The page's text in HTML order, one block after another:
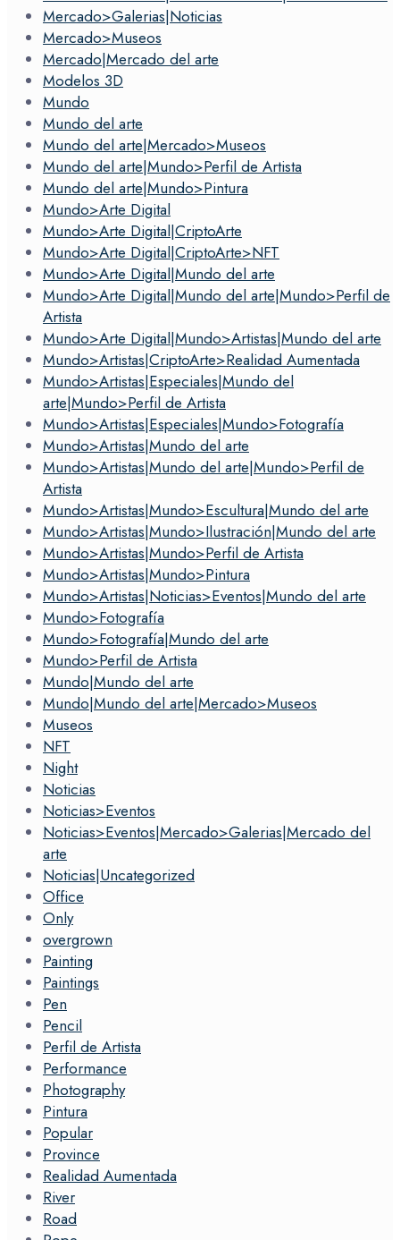
Mercado>Galerias|Noticias
Mercado>Museos
Mercado|Mercado del arte
Modelos 3D
Mundo
Mundo del arte
Mundo del arte|Mercado>Museos
Mundo del arte|Mundo>Perfil de Artista
Mundo del arte|Mundo>Pintura
Mundo>Arte Digital
Mundo>Arte Digital|CriptoArte
Mundo>Arte Digital|CriptoArte>NFT
Mundo>Arte Digital|Mundo del arte
Mundo>Arte Digital|Mundo del arte|Mundo>Perfil de
Artista
Mundo>Arte Digital|Mundo>Artistas|Mundo del arte
Mundo>Artistas|CriptoArte>Realidad Aumentada
Mundo>Artistas|Especiales|Mundo del
arte|Mundo>Perfil de Artista
Mundo>Artistas|Especiales|Mundo>Fotografía
Mundo>Artistas|Mundo del arte
Mundo>Artistas|Mundo del arte|Mundo>Perfil de
Artista
Mundo>Artistas|Mundo>Escultura|Mundo del arte
Mundo>Artistas|Mundo>Ilustración|Mundo del arte
Mundo>Artistas|Mundo>Perfil de Artista
Mundo>Artistas|Mundo>Pintura
Mundo>Artistas|Noticias>Eventos|Mundo del arte
Mundo>Fotografía
Mundo>Fotografía|Mundo del arte
Mundo>Perfil de Artista
Mundo|Mundo del arte
Mundo|Mundo del arte|Mercado>Museos
Museos
NFT
Night
Noticias
Noticias>Eventos
Noticias>Eventos|Mercado>Galerias|Mercado del
arte
Noticias|Uncategorized
Office
Only
overgrown
Painting
Paintings
Pen
Pencil
Perfil de Artista
Performance
Photography
Pintura
Popular
Province
Realidad Aumentada
River
Road